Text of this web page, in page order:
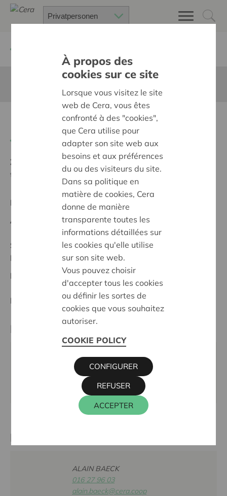
Investeren in infrastructuur
Ziel:
Des quartiers chaleureux et bienveillants pour
tous
Regionales Projekt
Anfangsdatum:13/02/2025
Stand :
Complete
Noordwest-Brabant
Datum:
13/02/2025
Entscheidung:Approved
Partner
VZW VPW Gewest Vilvoorde Afdeling Beigem,
Zevensterre 9, 1852 GRIMBERGEN
www.parochiezaal-beigem.be
Kontaktperson
ALAIN BAECK
016 27 96 03
alain.baeck@cera.coop
À propos des
cookies sur ce site
Lorsque vous visitez le site
web de Cera, vous êtes
confronté à des "cookies",
que Cera utilise pour
adapter son site web aux
besoins et aux préférences
du ou des visiteurs du site.
Dans sa politique en
matière de cookies, Cera
donne de manière
transparente toutes les
informations détaillées sur
les cookies qu'elle utilise
sur son site web.
Vous pouvez choisir
d'accepter tous les cookies
ou définir les sortes de
cookies que vous souhaitez
autoriser.
COOKIE POLICY
ACCEPTER
REFUSER
CONFIGURER